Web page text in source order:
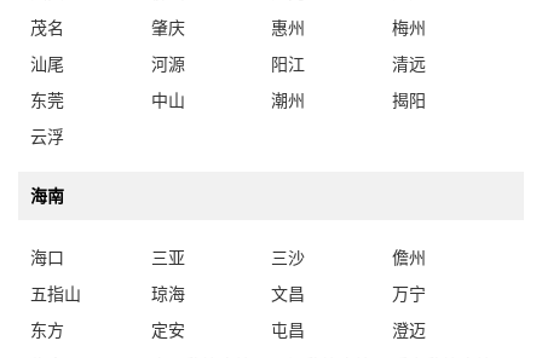
茂名
肇庆 惠州
梅州
汕尾
河源 阳江
清远
东莞
中山 潮州
揭阳
云浮
海南
海口 三亚 三沙
儋州
五指山
琼海 文昌
万宁
东方
定安 屯昌
澄迈